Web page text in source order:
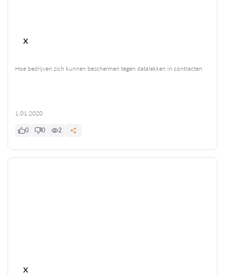
x
Hoe bedrijven zich kunnen beschermen tegen datalekken in contracten
1.01.2020
0 0 2
x